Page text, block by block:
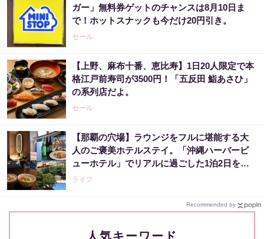
ガー」無料券ゲットのチャンスは8月10日ま
で！ホットスナックも今だけ20円引き。
セール
【上野、麻布十番、恵比寿】1日20人限定で本
格江戸前寿司が3500円！「五反田 鮨あさひ」
の系列店だよ。
セール
【那覇の穴場】ラウンジをフルに堪能する大
人のご褒美ホテルステイ。「沖縄ハーバービ
ューホテル」でリアルに過ごした1泊2日をレ
ビュー。
ライフ
Recommended by
人気キーワード